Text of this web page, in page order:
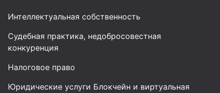
Интеллектуальная собственность
Судебная практика, недобросовестная
конкуренция
Налоговое право
Юридические услуги Блокчейн и виртуальная